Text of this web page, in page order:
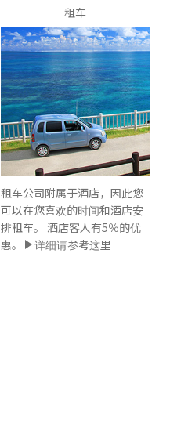
租车
租车公司附属于酒店，因此您
可以在您喜欢的时间和酒店安
排租车。 酒店客人有5％的优
惠。
详细请参考这里